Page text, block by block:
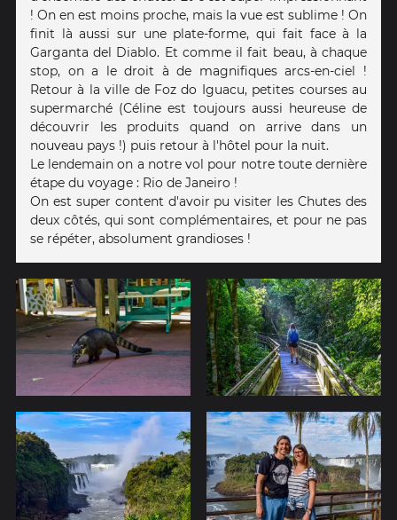
! On en est moins proche, mais la vue est sublime ! On
finit là aussi sur une plate-forme, qui fait face à la
Garganta del Diablo. Et comme il fait beau, à chaque
stop, on a le droit à de magnifiques arcs-en-ciel !
Retour à la ville de Foz do Iguacu, petites courses au
supermarché (Céline est toujours aussi heureuse de
découvrir les produits quand on arrive dans un
nouveau pays !) puis retour à l'hôtel pour la nuit.
Le lendemain on a notre vol pour notre toute dernière
étape du voyage : Rio de Janeiro !
On est super content d'avoir pu visiter les Chutes des
deux côtés, qui sont complémentaires, et pour ne pas
se répéter, absolument grandioses !